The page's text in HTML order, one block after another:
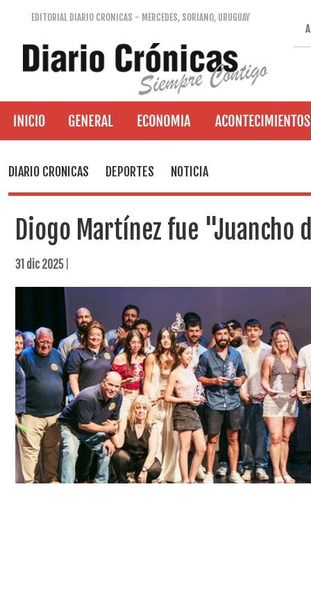
EDITORIAL DIARIO CRONICAS - MERCEDES, SORIANO, URUGUAY
DIARIO CRONICAS DEPORTES NOTICIA
Diogo Martínez fue "Juancho
31 dic 2025|